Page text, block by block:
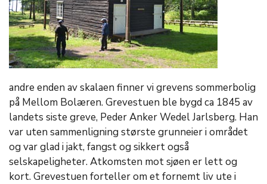
andre enden av skalaen finner vi grevens sommerbolig
på Mellom Bolæren. Grevestuen ble bygd ca 1845 av
landets siste greve, Peder Anker Wedel Jarlsberg. Han
var uten sammenligning største grunneier i området
og var glad i jakt, fangst og sikkert også
selskapeligheter. Atkomsten mot sjøen er lett og
kort. Grevestuen forteller om et fornemt liv ute i